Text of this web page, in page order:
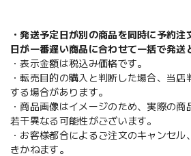
・発送予定日が別の商品を同時に予約
日が一番遅い商品に合わせて一括で発送
・表示金額は税込み価格です。
・転売目的の購入と判断した場合、当
する場合があります。
・商品画像はイメージのため、実際の
若干異なる可能性がございます。
・お客様都合によるご注文のキャンセ
きかねます。